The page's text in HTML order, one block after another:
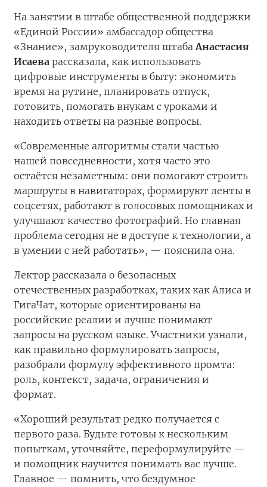
На занятии в штабе общественной поддержки
«Единой России» амбассадор общества
«Знание», замруководителя штабаАнастасия
Исаева рассказала, как использовать
цифровые инструменты в быту: экономить
время на рутине, планировать отпуск,
готовить, помогать внукам с уроками и
находить ответы на разные вопросы.
«Современные алгоритмы стали частью
нашей повседневности, хотя часто это
остаётся незаметным: они помогают строить
маршруты в навигаторах, формируют ленты в
соцсетях, работают в голосовых помощниках и
улучшают качество фотографий. Но главная
проблема сегодня не в доступе к технологии, а
в умении с ней работать», — пояснила она.
Лектор рассказала о безопасных
отечественных разработках, таких как Алиса и
ГигаЧат, которые ориентированы на
российские реалии и лучше понимают
запросы на русском языке. Участники узнали,
как правильно формулировать запросы,
разобрали формулу эффективного промта:
роль, контекст, задача, ограничения и
формат.
«Хороший результат редко получается с
первого раза. Будьте готовы к нескольким
попыткам, уточняйте, переформулируйте —
и помощник научится понимать вас лучше.
Главное — помнить, что бездумное